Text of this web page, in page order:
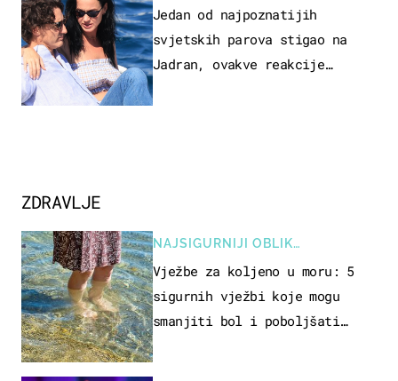
Jedan od najpoznatijih
svjetskih parova stigao na
Jadran, ovakve reakcije
ZDRAVLJE
NAJSIGURNIJI OBLIK
REKREACIJE
Vježbe za koljeno u moru: 5
sigurnih vježbi koje mogu
smanjiti bol i poboljšati